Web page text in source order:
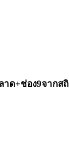
าด+ช่อง9จากส